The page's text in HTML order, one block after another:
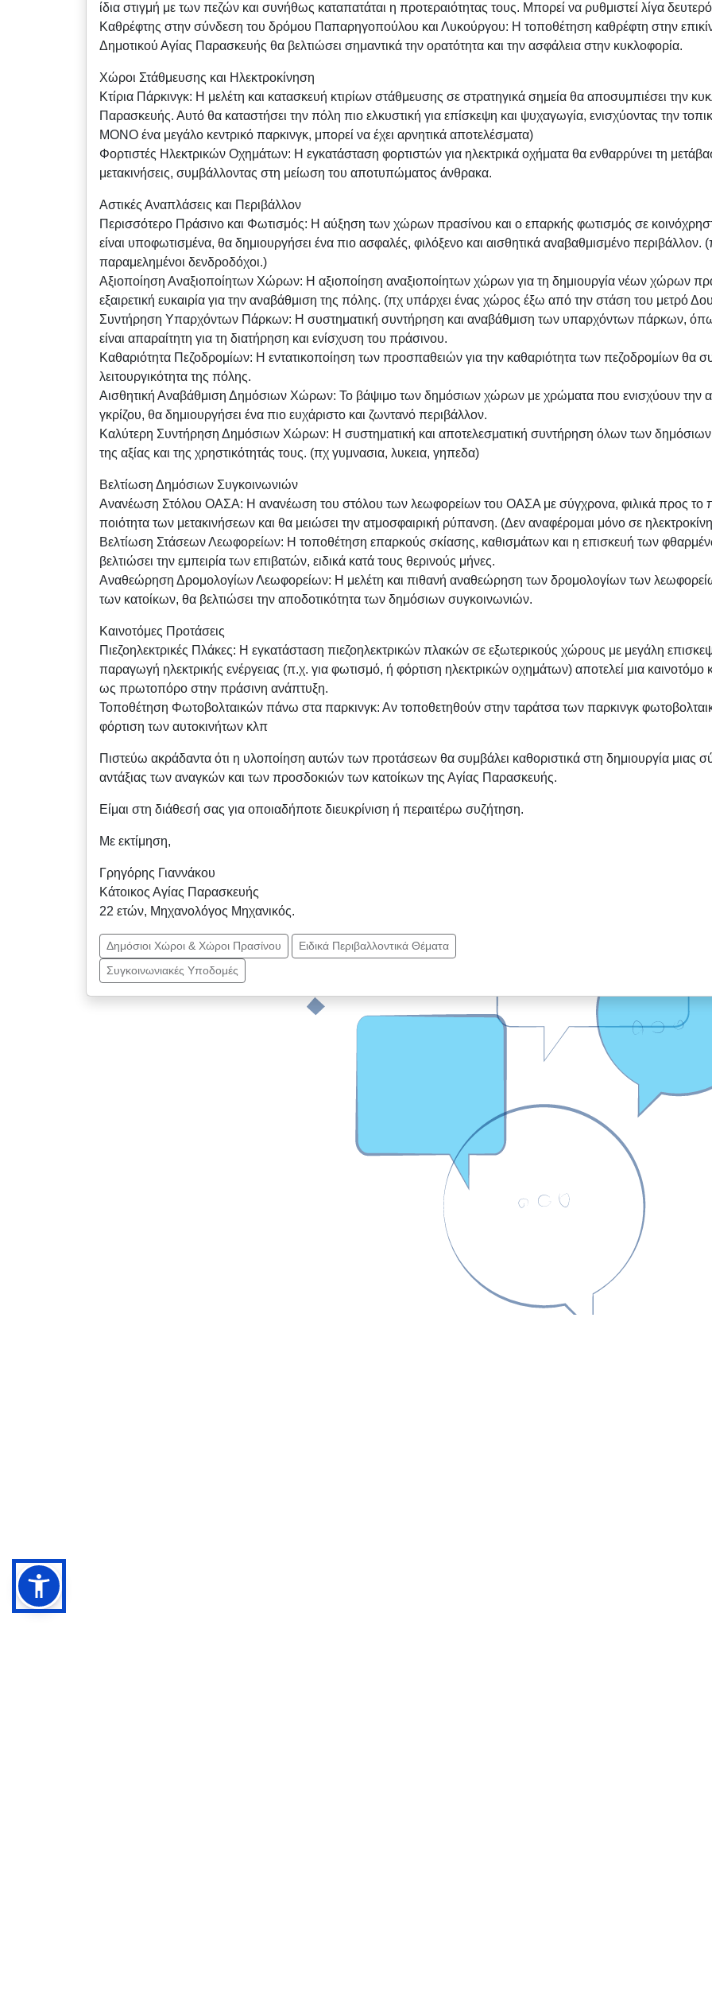
ίδια στιγμή με των πεζών και συνήθως καταπατάται η προτεραιότητας τους. Μπορεί να ρυθμιστεί λίγα
Καθρέφτης στην σύνδεση του δρόμου Παπαρηγοπούλου και Λυκούργου: Η τοποθέτηση καθρέφτη στην
Δημοτικού Αγίας Παρασκευής θα βελτιώσει σημαντικά την ορατότητα και την ασφάλεια στην κυκλοφορία.
Χώροι Στάθμευσης και Ηλεκτροκίνηση
Κτίρια Πάρκινγκ: Η μελέτη και κατασκευή κτιρίων στάθμευσης σε στρατηγικά σημεία θα αποσυμπιέσει την
Παρασκευής. Αυτό θα καταστήσει την πόλη πιο ελκυστική για επίσκεψη και ψυχαγωγία, ενισχύοντας την
ΜΟΝΟ ένα μεγάλο κεντρικό παρκινγκ, μπορεί να έχει αρνητικά αποτελέσματα)
Φορτιστές Ηλεκτρικών Οχημάτων: Η εγκατάσταση φορτιστών για ηλεκτρικά οχήματα θα ενθαρρύνει τη
μετακινήσεις, συμβάλλοντας στη μείωση του αποτυπώματος άνθρακα.
Αστικές Αναπλάσεις και Περιβάλλον
Περισσότερο Πράσινο και Φωτισμός: Η αύξηση των χώρων πρασίνου και ο επαρκής φωτισμός σε
είναι υποφωτισμένα, θα δημιουργήσει ένα πιο ασφαλές, φιλόξενο και αισθητικά αναβαθμισμένο
παραμελημένοι δενδροδόχοι.)
Αξιοποίηση Αναξιοποίητων Χώρων: Η αξιοποίηση αναξιοποίητων χώρων για τη δημιουργία νέων χώρων
εξαιρετική ευκαιρία για την αναβάθμιση της πόλης. (πχ υπάρχει ένας χώρος έξω από την στάση του μετρό
Συντήρηση Υπαρχόντων Πάρκων: Η συστηματική συντήρηση και αναβάθμιση των υπαρχόντων πάρκων,
είναι απαραίτητη για τη διατήρηση και ενίσχυση του πράσινου.
Καθαριότητα Πεζοδρομίων: Η εντατικοποίηση των προσπαθειών για την καθαριότητα των πεζοδρομίων θα
λειτουργικότητα της πόλης.
Αισθητική Αναβάθμιση Δημόσιων Χώρων: Το βάψιμο των δημόσιων χώρων με χρώματα που ενισχύουν την
γκρίζου, θα δημιουργήσει ένα πιο ευχάριστο και ζωντανό περιβάλλον.
Καλύτερη Συντήρηση Δημόσιων Χώρων: Η συστηματική και αποτελεσματική συντήρηση όλων των δημόσιων
της αξίας και της χρηστικότητάς τους. (πχ γυμνασια, λυκεια, γηπεδα)
Βελτίωση Δημόσιων Συγκοινωνιών
Ανανέωση Στόλου ΟΑΣΑ: Η ανανέωση του στόλου των λεωφορείων του ΟΑΣΑ με σύγχρονα, φιλικά προς το
ποιότητα των μετακινήσεων και θα μειώσει την ατμοσφαιρική ρύπανση. (Δεν αναφέρομαι μόνο σε
Βελτίωση Στάσεων Λεωφορείων: Η τοποθέτηση επαρκούς σκίασης, καθισμάτων και η επισκευή των
βελτιώσει την εμπειρία των επιβατών, ειδικά κατά τους θερινούς μήνες.
Αναθεώρηση Δρομολογίων Λεωφορείων: Η μελέτη και πιθανή αναθεώρηση των δρομολογίων των
των κατοίκων, θα βελτιώσει την αποδοτικότητα των δημόσιων συγκοινωνιών.
Καινοτόμες Προτάσεις
Πιεζοηλεκτρικές Πλάκες: Η εγκατάσταση πιεζοηλεκτρικών πλακών σε εξωτερικούς χώρους με μεγάλη
παραγωγή ηλεκτρικής ενέργειας (π.χ. για φωτισμό, ή φόρτιση ηλεκτρικών οχημάτων) αποτελεί μια
ως πρωτοπόρο στην πράσινη ανάπτυξη.
Τοποθέτηση Φωτοβολταικών πάνω στα παρκινγκ: Αν τοποθετηθούν στην ταράτσα των παρκινγκ
φόρτιση των αυτοκινήτων κλπ
Πιστεύω ακράδαντα ότι η υλοποίηση αυτών των προτάσεων θα συμβάλει καθοριστικά στη δημιουργία μιας
αντάξιας των αναγκών και των προσδοκιών των κατοίκων της Αγίας Παρασκευής.
Είμαι στη διάθεσή σας για οποιαδήποτε διευκρίνιση ή περαιτέρω συζήτηση.
Με εκτίμηση,
Γρηγόρης Γιαννάκου
Κάτοικος Αγίας Παρασκευής
22 ετών, Μηχανολόγος Μηχανικός.
Δημόσιοι Χώροι & Χώροι Πρασίνου
Ειδικά Περιβαλλοντικά Θέματα
Συγκοινωνιακές Υποδομές